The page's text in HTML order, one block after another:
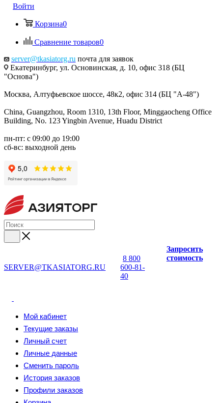
Войти
Корзина0
Сравнение товаров0
server@tkasiatorg.ru почта для заявок
Екатеринбург, ул. Основинская, д. 10, офис 318 (БЦ
"Основа")
Москва, Алтуфьевское шоссе, 48к2, офис 314 (БЦ "А-48")
China, Guangzhou, Room 1310, 13th Floor, Minggaocheng Office
Building, No. 123 Yingbin Avenue, Huadu District
пн-пт: с 09:00 до 19:00
сб-вс: выходной день
SERVER@TKASIATORG.RU
8 800
600-81-
40
Запросить
стоимость
Мой кабинет
Текущие заказы
Личный счет
Личные данные
Сменить пароль
История заказов
Профили заказов